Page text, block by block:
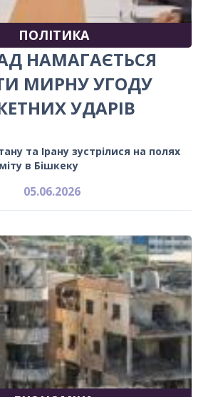
ПОЛІТИКА
НАМАГАЄТЬСЯ
МИРНУ УГОДУ
УДАРІВ
та Ірану зустрілися на полях
в Бішкеку
05.06.2026